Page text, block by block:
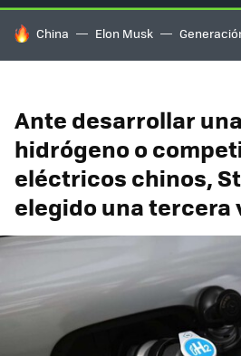
HOY SE HABLA DE
China Elon Musk
Ante desarrollar
hidrógeno o
eléctricos chinos,
elegido una tercera